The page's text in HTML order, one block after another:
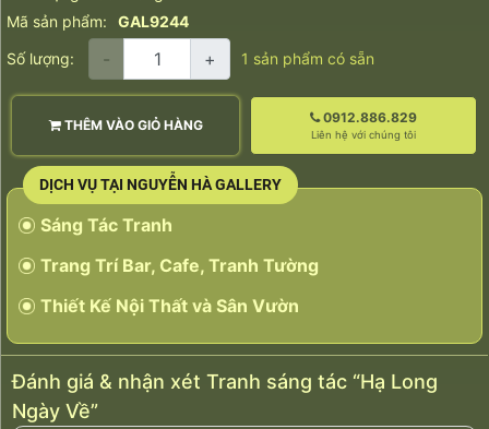
Mã sản phẩm:
GAL9244
Số lượng: - + 1 sản phẩm có sẵn
THÊM VÀO GIỎ HÀNG 0912.886.829
Liên hệ với chúng tôi
DỊCH VỤ TẠI NGUYỄN HÀ GALLERY
Sáng Tác Tranh
Trang Trí Bar, Cafe, Tranh Tường
Thiết Kế Nội Thất và Sân Vườn
Đánh giá & nhận xét Tranh sáng tác “Hạ Long
Ngày Về”